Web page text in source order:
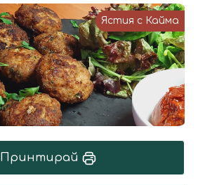
Ястия с Кайма
Принтирай